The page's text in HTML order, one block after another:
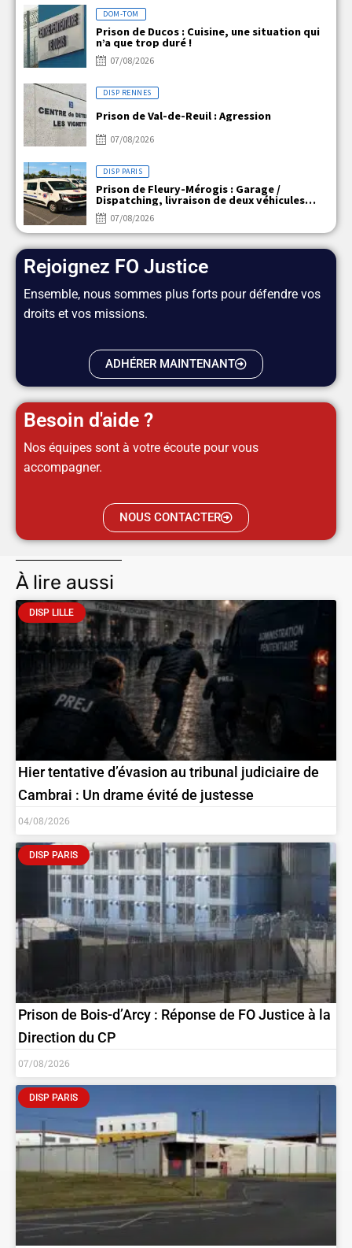
DOM-TOM
Prison de Ducos : Cuisine, une situation qui
n’a que trop duré !
07/08/2026
DISP RENNES
Prison de Val-de-Reuil : Agression
07/08/2026
DISP PARIS
Prison de Fleury-Mérogis : Garage /
Dispatching, livraison de deux véhicules
électriques
07/08/2026
Rejoignez FO Justice
Ensemble, nous sommes plus forts pour défendre vos
droits et vos missions.
ADHÉRER MAINTENANT
Besoin d'aide ?
Nos équipes sont à votre écoute pour vous
accompagner.
NOUS CONTACTER
À lire aussi
DISP LILLE
Hier tentative d’évasion au tribunal judiciaire de
Cambrai : Un drame évité de justesse
04/08/2026
DISP PARIS
Prison de Bois-d’Arcy : Réponse de FO Justice à la
Direction du CP
07/08/2026
DISP PARIS